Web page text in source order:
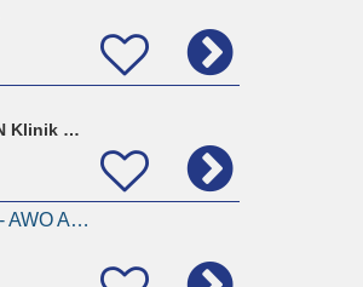
AHG Care Service GmbH im Hause MEDIAN Klinik Richelsdorf
Ausbildung Altenpflegehelfer*in (1 Jahr) - AWO Altenzentrum Spangenberg (w/m/d)